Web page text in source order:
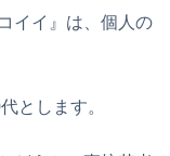
イイ』は、個人の
とします。